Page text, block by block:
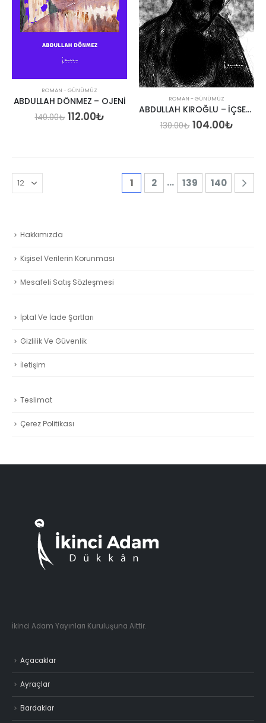
ROMAN - GÜNÜMÜZ
ABDULLAH DÖNMEZ – OJENİ
140.00₺ Orijinal
112.00₺Şu
ROMAN - GÜNÜMÜZ
ABDULLAH KIROĞLU – İÇSEL TENDON
130.00₺ Orijinal
104.00₺Şu
1 2 … 139 140
Hakkımızda
Kişisel Verilerin Korunması
Mesafeli Satış Sözleşmesi
İptal Ve İade Şartları
Gizlilik Ve Güvenlik
İletişim
Teslimat
Çerez Politikası
İkinci Adam Yayınları Kuruluşuna Aittir.
Açacaklar
Ayraçlar
Bardaklar